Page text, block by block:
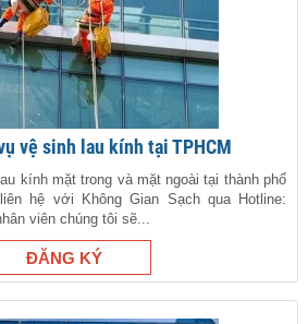
vệ sinh lau kính tại TPHCM
kính mặt trong và mặt ngoài tại thành phố
hệ với Không Gian Sạch qua Hotline:
viên chúng tôi sẽ...